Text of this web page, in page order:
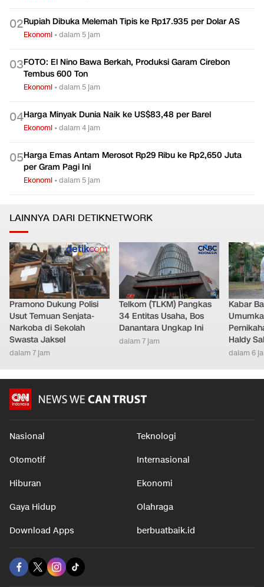
02Rupiah Dibuka Melemah Tipis ke Rp17.935 per Dolar AS
Ekonomi •dalam 5 jam
03FOTO: El Nino Bawa Berkah, Produksi Garam Cirebon
Tembus 600 Ton
Ekonomi •dalam 5 jam
04Harga Minyak Dunia Naik ke US$83,48 per Barel
Ekonomi •dalam 4 jam
05Harga Emas Antam Merosot Rp29 Ribu ke Rp2,650 Juta
per Gram Pagi Ini
Ekonomi •dalam 5 jam
LAINNYA DARI DETIKNETWORK
Pramono Dukung Polisi
Usut Temuan Senjata-
Narkoba di Sekolah
Swasta Jaksel
dalam 7 jam
Telkom (TLKM) Pangkas
34 Entitas Usaha, Bos
Danantara Ungkap Ini
dalam 7 jam
Kabar
Haldy
dalam 6
Nasional Teknologi
Otomotif Internasional
Hiburan Ekonomi
Gaya Hidup Olahraga
Download Apps berbuatbaik.id